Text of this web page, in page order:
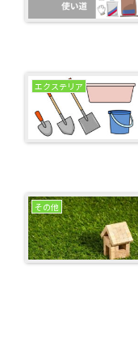
エクステリア
その他